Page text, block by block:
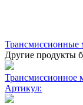
Трансмиссионные
Другие продукты
Трансмиссионное
Артикул: